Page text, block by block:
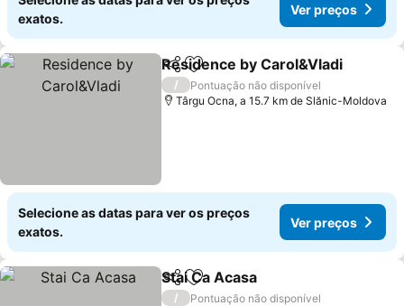
exatos.
Ver preços
PartilharAdicionar aos favoritos
Residence by Carol&Vladi
/
Pontuação não disponível
Târgu Ocna, a 15.7 km de Slănic-Moldova
Selecione as datas para ver os preços
exatos.
Ver preços
PartilharAdicionar aos favoritos
Stai Ca Acasa
/
Pontuação não disponível